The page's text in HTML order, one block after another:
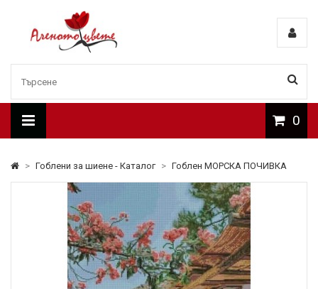
0
> Гоблени за шиене - Каталог > Гоблен МОРСКА ПОЧИВКА